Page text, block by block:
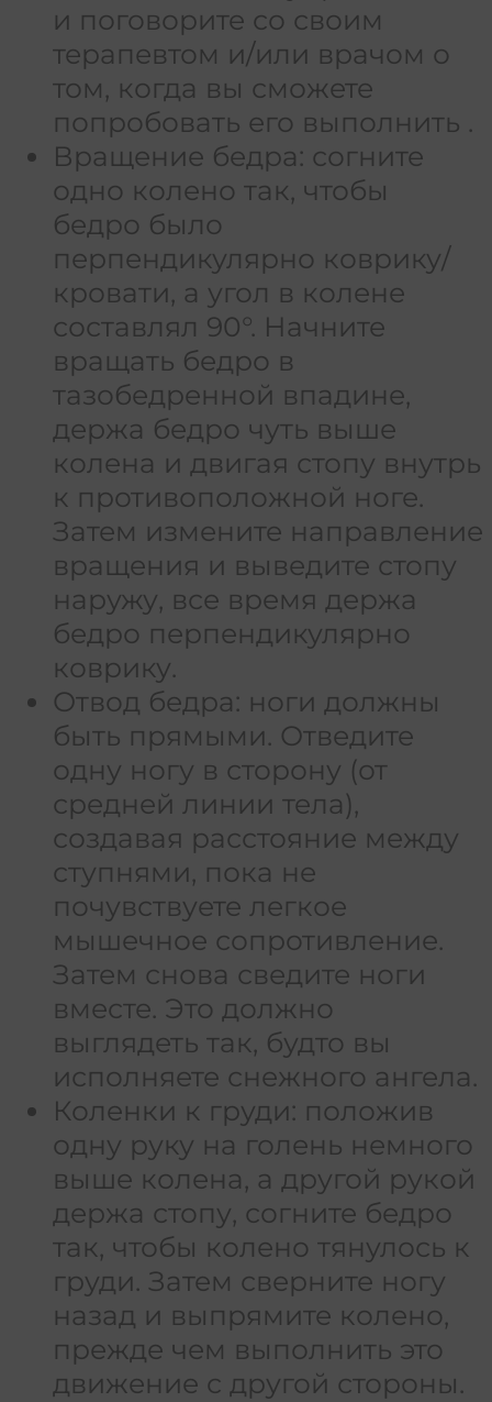
и поговорите со своим
терапевтом и/или врачом о
том, когда вы сможете
попробовать его выполнить .
Вращение бедра: согните
одно колено так, чтобы
бедро было
перпендикулярно коврику/
кровати, а угол в колене
составлял 90°. Начните
вращать бедро в
тазобедренной впадине,
держа бедро чуть выше
колена и двигая стопу внутрь
к противоположной ноге.
Затем измените направление
вращения и выведите стопу
наружу, все время держа
бедро перпендикулярно
коврику.
Отвод бедра: ноги должны
быть прямыми. Отведите
одну ногу в сторону (от
средней линии тела),
создавая расстояние между
ступнями, пока не
почувствуете легкое
мышечное сопротивление.
Затем снова сведите ноги
вместе. Это должно
выглядеть так, будто вы
исполняете снежного ангела.
Коленки к груди: положив
одну руку на голень немного
выше колена, а другой рукой
держа стопу, согните бедро
так, чтобы колено тянулось к
груди. Затем сверните ногу
назад и выпрямите колено,
прежде чем выполнить это
движение с другой стороны.